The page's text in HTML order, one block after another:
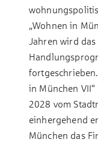
„Wohnen in
Jahren wird
in München
2028 vom
einhergehend
München das